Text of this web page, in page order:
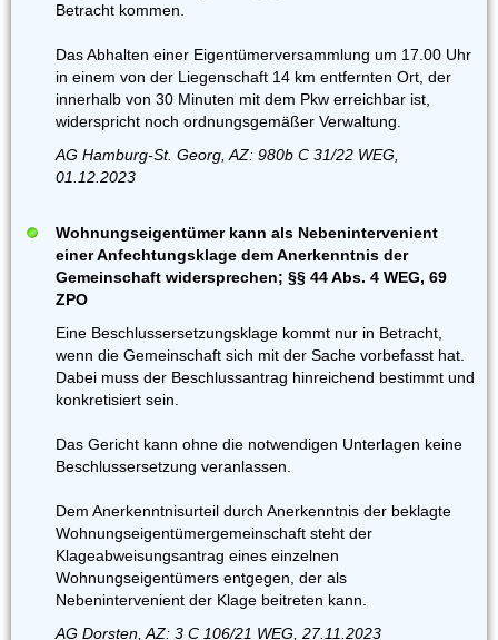
Betracht kommen.
Das Abhalten einer Eigentümerversammlung um 17.00 Uhr
in einem von der Liegenschaft 14 km entfernten Ort, der
innerhalb von 30 Minuten mit dem Pkw erreichbar ist,
widerspricht noch ordnungsgemäßer Verwaltung.
AG Hamburg-St. Georg, AZ: 980b C 31/22 WEG,
01.12.2023
Wohnungseigentümer kann als Nebenintervenient
einer Anfechtungsklage dem Anerkenntnis der
Gemeinschaft widersprechen; §§ 44 Abs. 4 WEG, 69
ZPO
Eine Beschlussersetzungsklage kommt nur in Betracht,
wenn die Gemeinschaft sich mit der Sache vorbefasst hat.
Dabei muss der Beschlussantrag hinreichend bestimmt und
konkretisiert sein.
Das Gericht kann ohne die notwendigen Unterlagen keine
Beschlussersetzung veranlassen.
Dem Anerkenntnisurteil durch Anerkenntnis der beklagte
Wohnungseigentümergemeinschaft steht der
Klageabweisungsantrag eines einzelnen
Wohnungseigentümers entgegen, der als
Nebenintervenient der Klage beitreten kann.
AG Dorsten, AZ: 3 C 106/21 WEG, 27.11.2023